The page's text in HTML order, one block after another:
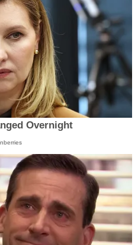
Overnight